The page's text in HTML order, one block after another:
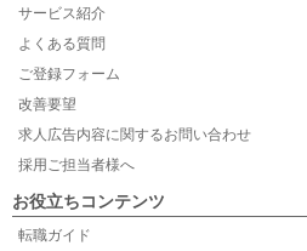
サービス紹介
よくある質問
ご登録フォーム
改善要望
求人広告内容に関するお問い合わせ
採用ご担当者様へ
お役立ちコンテンツ
転職ガイド